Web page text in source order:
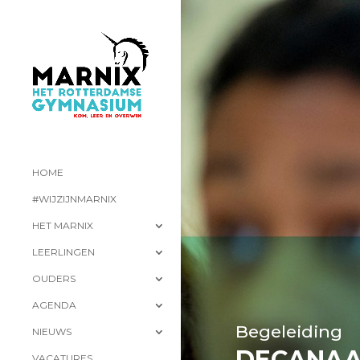
HOME
#WIJZIJNMARNIX
HET MARNIX
LEERLINGEN
OUDERS
AGENDA
NIEUWS Begeleiding